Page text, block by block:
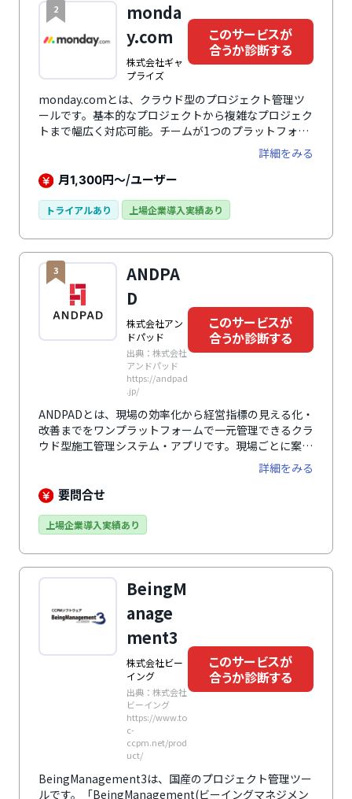
2
monda
y.com
株式会社ギャ
プライズ
このサービスが
合うか診断する
monday.comとは、クラウド型のプロジェクト管理ツ
ールです。基本的なプロジェクトから複雑なプロジェク
トまで幅広く対応可能。チームが1つのプラットフォー
ムに集まりコミュニケーションをはかることで、業務効
率化やプロジェクトの推進に役立ちます。チームのタス
ク、プロジェクト、スケジュール、ガントチャート、フ
ズ性が高いのであらゆる業種に対応。既存のツールと連
作業を一覧化し、誰が何をしているのかを感覚的に理解
でき、トレーニング不要で誰でも簡単に使えるのが利点
です。
詳細をみる
月1,300円～/ユーザー
トライアルあり 上場企業導入実績あり
3
ANDPA
D
株式会社アン
ドパッド
出典：株式会社
アンドパッド
https://andpad
.jp/
このサービスが
合うか診断する
ANDPADとは、現場の効率化から経営指標の見える化・
改善までをワンプラットフォームで一元管理できるクラ
ウド型施工管理システム・アプリです。現場ごとに案件
情報、各種資料、図面、工程表、写真、請求書などを管
理・共有できるため、工事関係者はスマホやタブレット
で常に最新の情報を確認可能です。現場にいる時はもち
ればいつでも確認できるため、進捗管理もスムーズで
No1※、利用社数23万社、ユーザー数68万人を突破し
ています。※「建設業マネジメントクラウドサービス市
場の動向とベンダシェア（ミックITリポート2025年12
月号）」（デロイト トーマツ ミック経済研究所調べ）
詳細をみる
要問合せ
上場企業導入実績あり
BeingM
anage
ment3
株式会社ビー
イング
出典：株式会社
ビーイング
https://www.to
c-
ccpm.net/prod
uct/
このサービスが
合うか診断する
BeingManagement3は、国産のプロジェクト管理ツー
ルです。「BeingManagement(ビーイングマネジメン